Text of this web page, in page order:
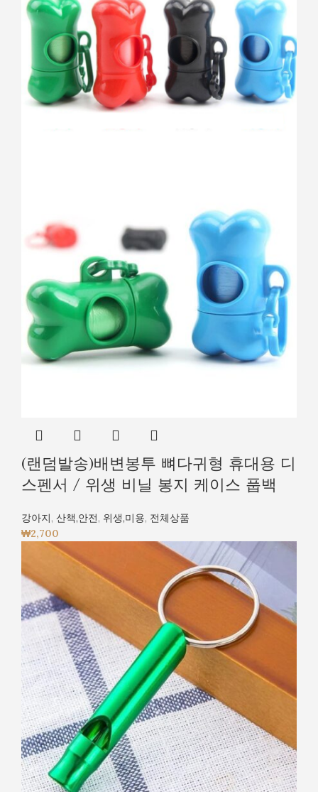
(랜덤발송)배변봉투 뼈다귀형 휴대용 디
스펜서 / 위생 비닐 봉지 케이스 풉백
강아지, 산책,안전, 위생,미용, 전체상품
₩2,700